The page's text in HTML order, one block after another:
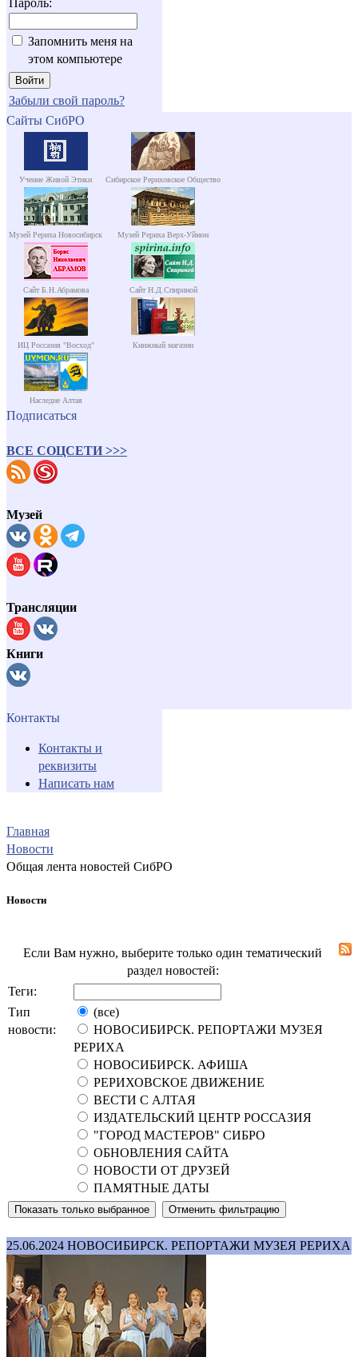
Запомнить меня на
этом компьютере
Забыли свой пароль?
Сайты СибРО
Учение Живой Этики Сибирское Рериховское Общество
Музей Рериха Новосибирск Музей Рериха Верх-Уймон
Сайт Б.Н.Абрамова Сайт Н.Д.Спириной
ИЦ Россазия "Восход" Книжный магазин
Наследие Алтая
Подписаться
ВСЕ СОЦСЕТИ >>>
Музей
Трансляции
Книги
Контакты
Контакты и
реквизиты
Написать нам
Главная
Новости
Общая лента новостей СибРО
Новости
Если Вам нужно, выберите только один тематический
раздел новостей:
Теги:
Тип
новости:
(все)
НОВОСИБИРСК. РЕПОРТАЖИ МУЗЕЯ
РЕРИХА
НОВОСИБИРСК. АФИША
РЕРИХОВСКОЕ ДВИЖЕНИЕ
ВЕСТИ С АЛТАЯ
ИЗДАТЕЛЬСКИЙ ЦЕНТР РОССАЗИЯ
"ГОРОД МАСТЕРОВ" СИБРО
ОБНОВЛЕНИЯ САЙТА
НОВОСТИ ОТ ДРУЗЕЙ
ПАМЯТНЫЕ ДАТЫ
25.06.2024 НОВОСИБИРСК. РЕПОРТАЖИ МУЗЕЯ РЕРИХА